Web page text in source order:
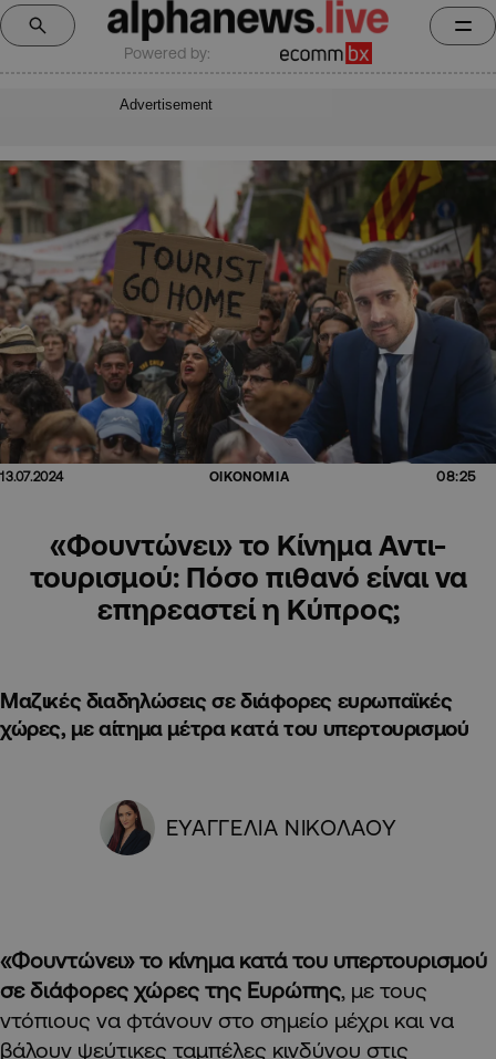
Powered by:
Advertisement
13.07.2024 ΟΙΚΟΝΟΜΙΑ 08:25
«Φουντώνει» το Κίνημα Αντι-
τουρισμού: Πόσο πιθανό είναι να
επηρεαστεί η Κύπρος;
Μαζικές διαδηλώσεις σε διάφορες ευρωπαϊκές
χώρες, με αίτημα μέτρα κατά του υπερτουρισμού
ΕΥΑΓΓΕΛΙΑ ΝΙΚΟΛΑΟΥ
«Φουντώνει» το κίνημα κατά του υπερτουρισμού
σε διάφορες χώρες της Ευρώπης , με τους
ντόπιους να φτάνουν στο σημείο μέχρι και να
βάλουν ψεύτικες ταμπέλες κινδύνου στις